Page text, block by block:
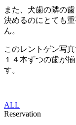
また、犬歯の隣の
決めるのにとても
ん。
このレントゲン写
１４本ずつの歯が
す。
ALL
Reservation